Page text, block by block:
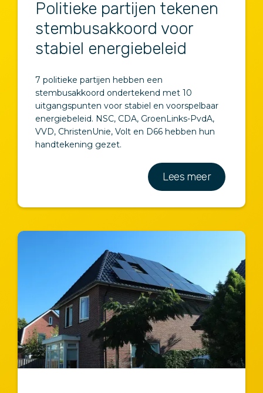
Politieke partijen tekenen
stembusakkoord voor
stabiel energiebeleid
7 politieke partijen hebben een
stembusakkoord ondertekend met 10
uitgangspunten voor stabiel en voorspelbaar
energiebeleid. NSC, CDA, GroenLinks-PvdA,
VVD, ChristenUnie, Volt en D66 hebben hun
handtekening gezet.
Lees meer